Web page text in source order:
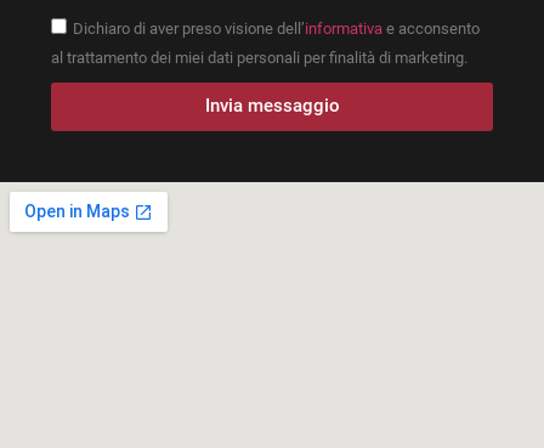
Dichiaro di aver preso visione dell’informativa e acconsento
al trattamento dei miei dati personali per finalità di marketing.
Invia messaggio